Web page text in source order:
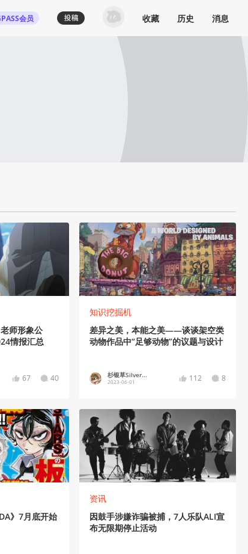
会员 收藏 历史 消息
师形象公
情报汇总
67 40
知识挖掘机
差异之美，本能之美——谈谈架空类
动物作品中“足够动物”的议题与设计
杉银草Silver...
2023-06-01 112 8
》7月底开始
资讯
因鼓手涉嫌诈骗被捕，7人乐队ALI宣
布无限期停止活动